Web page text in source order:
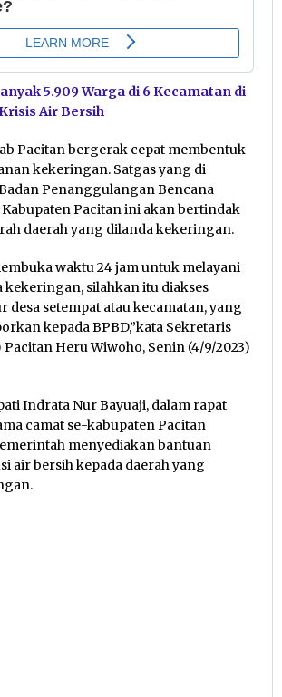
5.909 Warga di 6 Kecamatan di
Air Bersih
Pacitan bergerak cepat membentuk
kekeringan. Satgas yang di
Penanggulangan Bencana
Kabupaten Pacitan ini akan bertindak
daerah yang dilanda kekeringan.
waktu 24 jam untuk melayani
kekeringan, silahkan itu diakses
desa setempat atau kecamatan, yang
kepada BPBD,”kata Sekretaris
Pacitan Heru Wiwoho, Senin (4/9/2023)
Indrata Nur Bayuaji, dalam rapat
camat se-kabupaten Pacitan
menyediakan bantuan
air bersih kepada daerah yang